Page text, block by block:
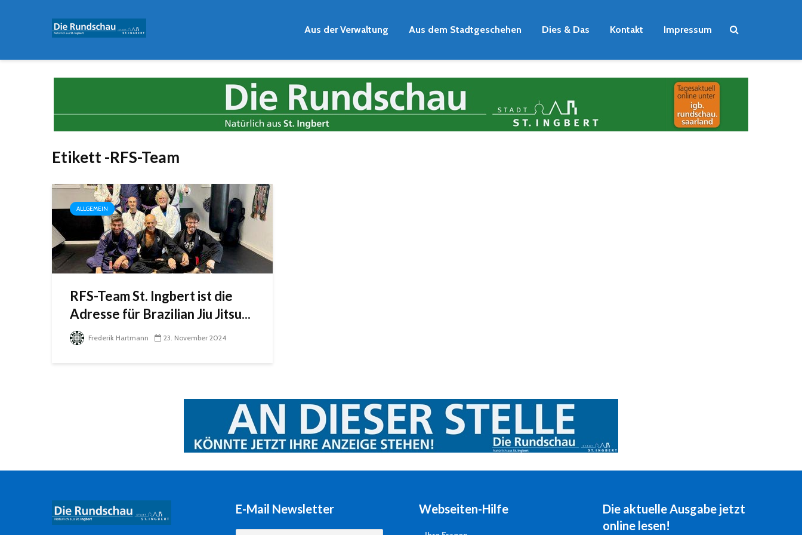
Aus der Verwaltung Aus dem Stadtgeschehen Dies & Das Kontakt Impressum
Etikett -RFS-Team
ALLGEMEIN
RFS-Team St. Ingbert ist die
Adresse für Brazilian Jiu Jitsu...
Frederik Hartmann 23. November 2024
E-Mail Newsletter Webseiten-Hilfe
Die aktuelle Ausgabe jetzt
online lesen!